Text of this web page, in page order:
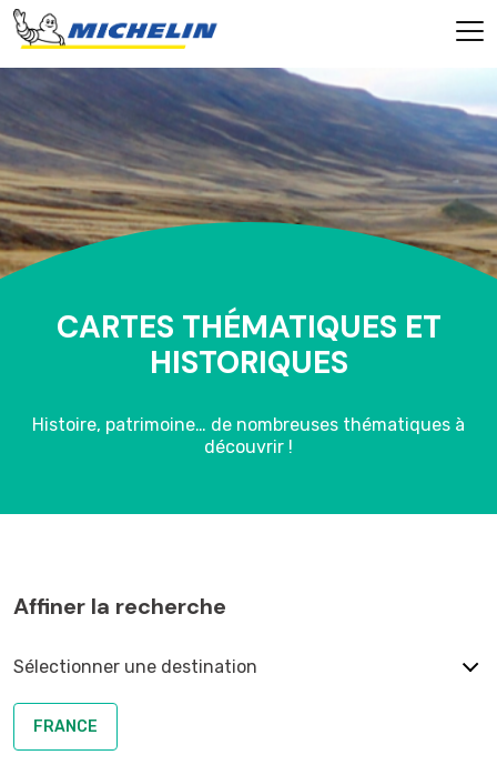
CARTES THÉMATIQUES ET
HISTORIQUES
Histoire, patrimoine… de nombreuses thématiques à
découvrir !
Affiner la recherche
Sélectionner une destination
FRANCE